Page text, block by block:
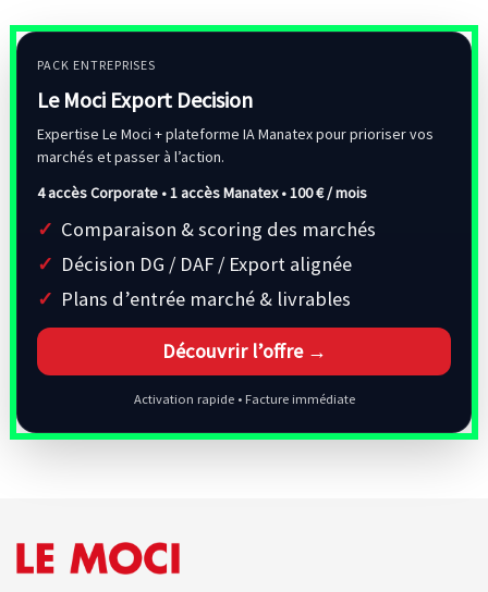
PACK ENTREPRISES
Le Moci Export Decision
Expertise Le Moci + plateforme IA Manatex pour prioriser vos
marchés et passer à l’action.
4 accès Corporate • 1 accès Manatex •100 € / mois
Comparaison & scoring des marchés
Décision DG / DAF / Export alignée
Plans d’entrée marché & livrables
Découvrir l’offre →
Activation rapide • Facture immédiate